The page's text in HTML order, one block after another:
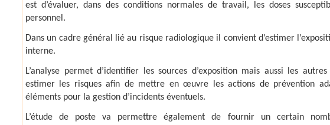
est d’évaluer, dans des conditions normales de travail, les doses
personnel.
Dans un cadre général lié au risque radiologique il convient d’estimer
interne.
L’analyse permet d’identifier les sources d’exposition mais aussi les
estimer les risques afin de mettre en œuvre les actions de prévention
éléments pour la gestion d’incidents éventuels.
L’étude de poste va permettre également de fournir un certain